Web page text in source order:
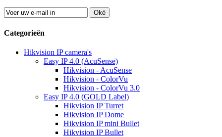
Oké
Categorieën
Hikvision IP camera's
Easy IP 4.0 (AcuSense)
Hikvision - AcuSense
Hikvision - ColorVu
Hikvision - ColorVu 3.0
Easy IP 4.0 (GOLD Label)
Hikvision IP Turret
Hikvision IP Dome
Hikvision IP mini Bullet
Hikvision IP Bullet